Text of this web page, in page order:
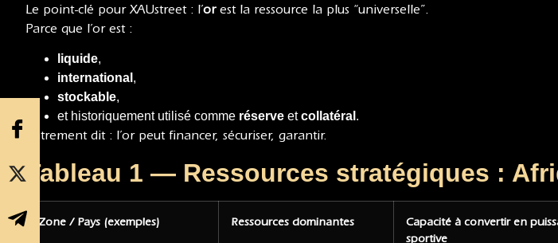
Le point-clé pour XAUstreet : l’orest la ressource la plus “universelle”.
Parce que l’or est :
liquide,
international ,
stockable,
et historiquement utilisé comme réserve etcollatéral .
Autrement dit : l’or peut financer, sécuriser, garantir.
Tableau 1 — Ressources stratégiques :
Zone / Pays (exemples) Ressources dominantes
Capacité à convertir en
sportive